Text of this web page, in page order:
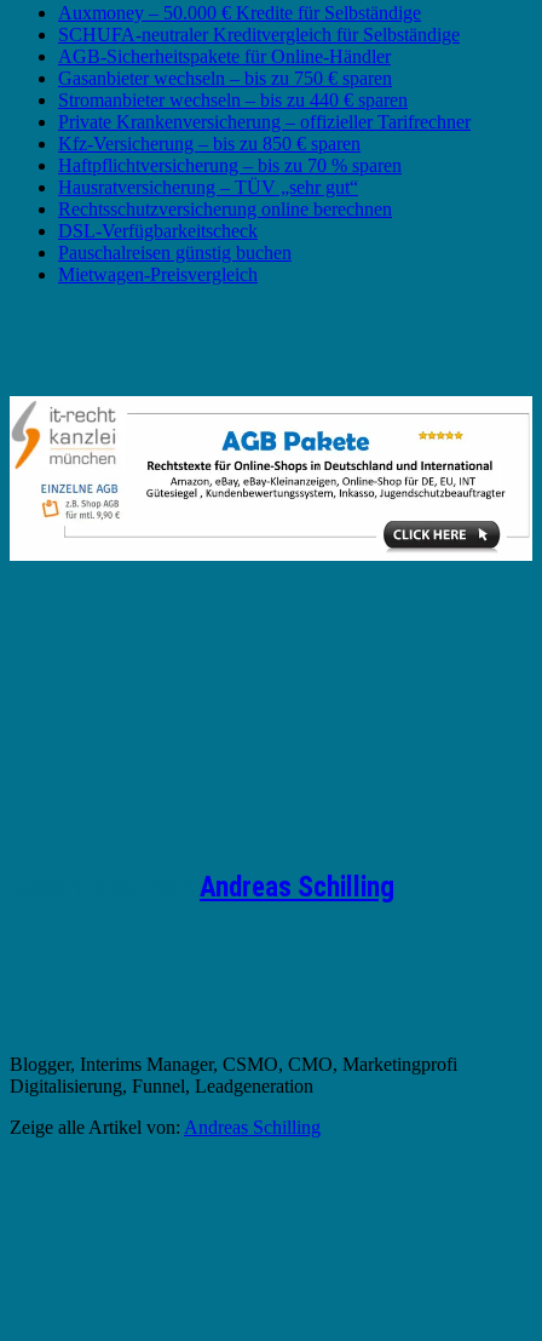
Auxmoney – 50.000 € Kredite für Selbständige
SCHUFA-neutraler Kreditvergleich für Selbständige
AGB-Sicherheitspakete für Online-Händler
Gasanbieter wechseln – bis zu 750 € sparen
Stromanbieter wechseln – bis zu 440 € sparen
Private Krankenversicherung – offizieller Tarifrechner
Kfz-Versicherung – bis zu 850 € sparen
Haftpflichtversicherung – bis zu 70 % sparen
Hausratversicherung – TÜV „sehr gut“
Rechtsschutzversicherung online berechnen
DSL-Verfügbarkeitscheck
Pauschalreisen günstig buchen
Mietwagen-Preisvergleich
Andreas Schilling
Blogger, Interims Manager, CSMO, CMO, Marketingprofi
Digitalisierung, Funnel, Leadgeneration
Zeige alle Artikel von: Andreas Schilling